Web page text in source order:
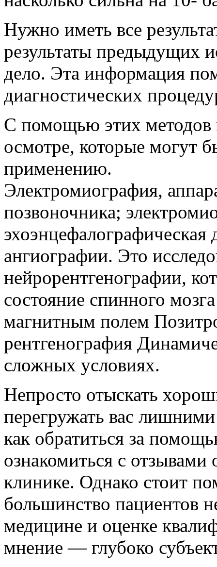
Нужно иметь все
результаты предыдущих
дело. Эта информация
диагностических
С помощью этих методов
осмотре, которые могут
применению.
Электромиография,
позвоночника;
ангиографии. Это
нейрорентгенографии,
состояние спинного
магнитным полем
рентгенография
сложных условиях.
Непросто отыскать
перегружать вас
как обратиться за
ознакомиться с
клинике. Однако стоит
большинство пациентов
медицине и оценке
мнение — глубоко